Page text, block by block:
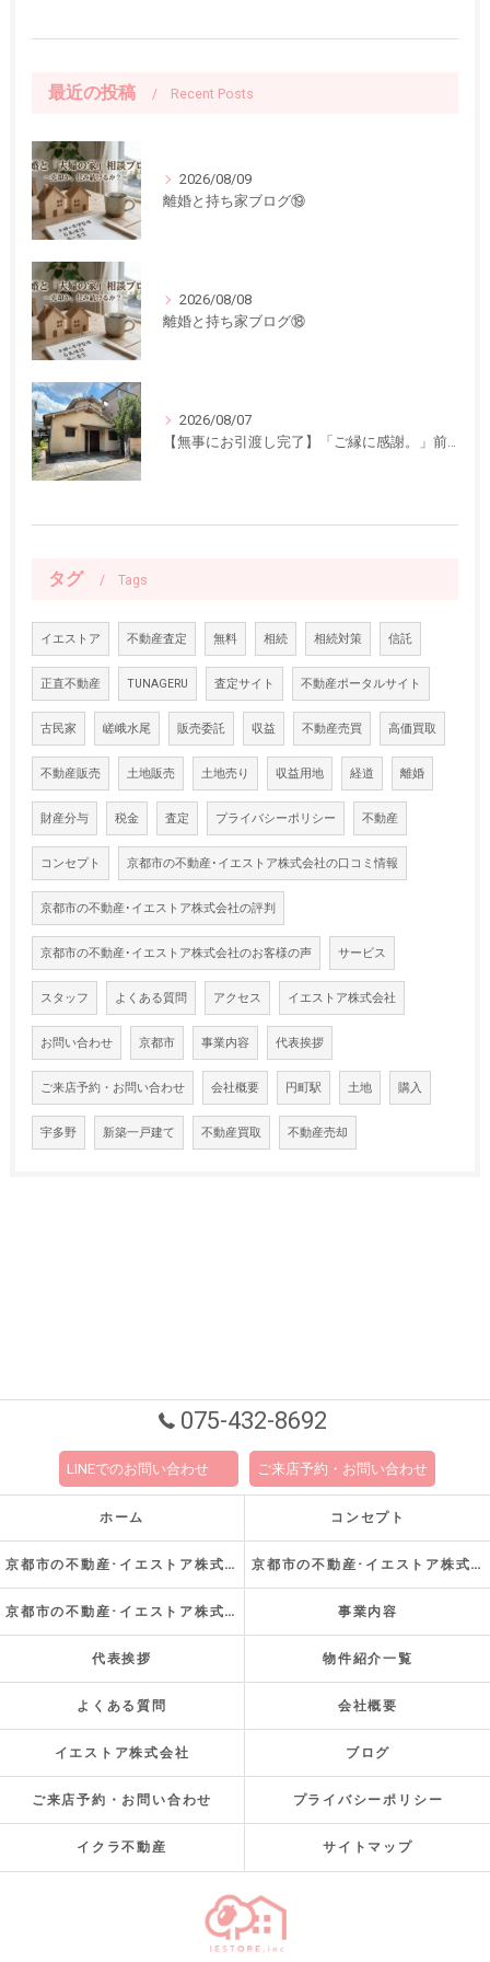
最近の投稿 Recent Posts
2026/08/09
離婚と持ち家ブログ⑲
2026/08/08
離婚と持ち家ブログ⑱
2026/08/07
【無事にお引渡し完了】「ご縁に感謝。」前回ご紹介した中古一戸建てのお引渡しが終了しました
タグ Tags
イエストア 不動産査定 無料 相続 相続対策 信託
正直不動産 TUNAGERU 査定サイト 不動産ポータルサイト
古民家 嵯峨水尾 販売委託 収益 不動産売買 高価買取
不動産販売 土地販売 土地売り 収益用地 経道 離婚
財産分与 税金 査定 プライバシーポリシー 不動産
コンセプト 京都市の不動産･イエストア株式会社の口コミ情報
京都市の不動産･イエストア株式会社の評判
京都市の不動産･イエストア株式会社のお客様の声 サービス
スタッフ よくある質問 アクセス イエストア株式会社
お問い合わせ 京都市 事業内容 代表挨拶
ご来店予約・お問い合わせ 会社概要 円町駅 土地 購入
宇多野 新築一戸建て 不動産買取 不動産売却
075-432-8692
LINEでのお問い合わせ ご来店予約・お問い合わせ
ホーム コンセプト
京都市の不動産･イエストア株式会社の口コミ情報 京都市の不動産･イエストア株式会社の評判
京都市の不動産･イエストア株式会社のお客様の声 事業内容
代表挨拶 物件紹介一覧
よくある質問 会社概要
イエストア株式会社 ブログ
ご来店予約・お問い合わせ プライバシーポリシー
イクラ不動産 サイトマップ